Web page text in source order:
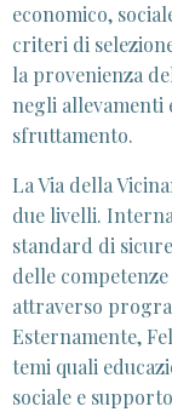
economico,
criteri di
la provenienza
negli allevamenti
sfruttamento.
La Via della
due livelli.
standard di
delle
attraverso
Esternamente,
temi quali
sociale e